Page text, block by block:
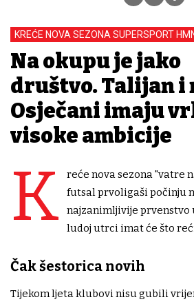
KREĆE NOVA SEZONA SUPERSPORT
Na okupu je jako
društvo. Talijan i
Osječani imaju
visoke ambicije
K
reće nova sezona "vatre
futsal prvoligaši počinju
najzanimljivije prvenstvo
ludoj utrci imat će što
Čak šestorica novih
Tijekom ljeta klubovi nisu gubili